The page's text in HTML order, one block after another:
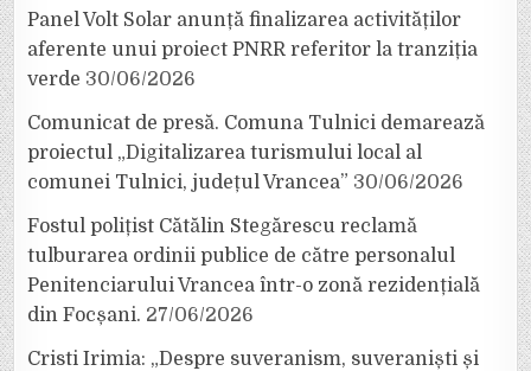
Panel Volt Solar anunță finalizarea activităților
aferente unui proiect PNRR referitor la tranziția
verde 30/06/2026
Comunicat de presă. Comuna Tulnici demarează
proiectul „Digitalizarea turismului local al
comunei Tulnici, județul Vrancea” 30/06/2026
Fostul polițist Cătălin Stegărescu reclamă
tulburarea ordinii publice de către personalul
Penitenciarului Vrancea într-o zonă rezidențială
din Focșani. 27/06/2026
Cristi Irimia: „Despre suveranism, suveraniști și